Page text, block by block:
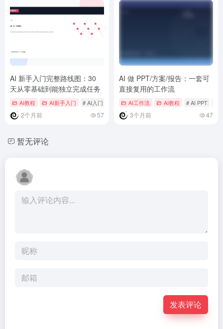
AI 新手入门完整路线图：30
天从零基础到能独立完成任务
AI教程 AI新手入门 # AI入门 # AI办公 # AI学习任务
2个月前 57
AI 做 PPT/方案/报告：一套可
直接复用的工作流
AI工作流 AI教程 # AI PPT
3个月前 47
暂无评论
发表评论